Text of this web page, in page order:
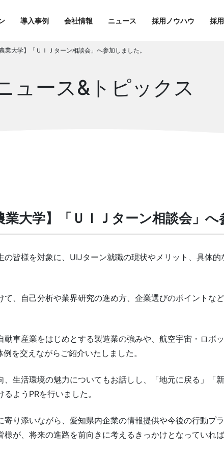
導入事例 会社情報 ニュース 採用ノウハウ 採
業大学】「ＵＩＪターン相談会」へ参加しました。
ュース&トピックス
大学】「ＵＩＪターン相談会」へ
皆様を対象に、UIJターン就職の現状やメリット、具体
、自己分析や業界研究の進め方、企業選びのポイントな
動車産業をはじめとする製造業の強みや、航空宇宙・ロボ
を交えながらご紹介いたしました。
生活環境の魅力についてもお話しし、「地元に戻る」「
ようPRを行いました。
り添いながら、愛知県内企業の情報提供や今後の行動プ
が、将来の進路を前向きに考えるきっかけとなっていれば